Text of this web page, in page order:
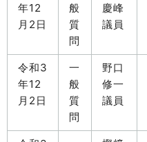
年12
月2日
般
質
問
慶峰
議員
令和3
年12
月2日
一
般
質
問
野口
修一
議員